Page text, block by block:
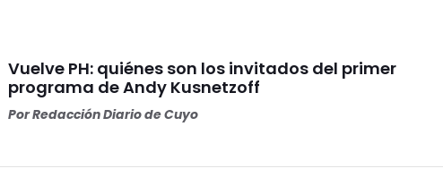
Vuelve PH: quiénes son los invitados del primer
programa de Andy Kusnetzoff
PorRedacción Diario de Cuyo